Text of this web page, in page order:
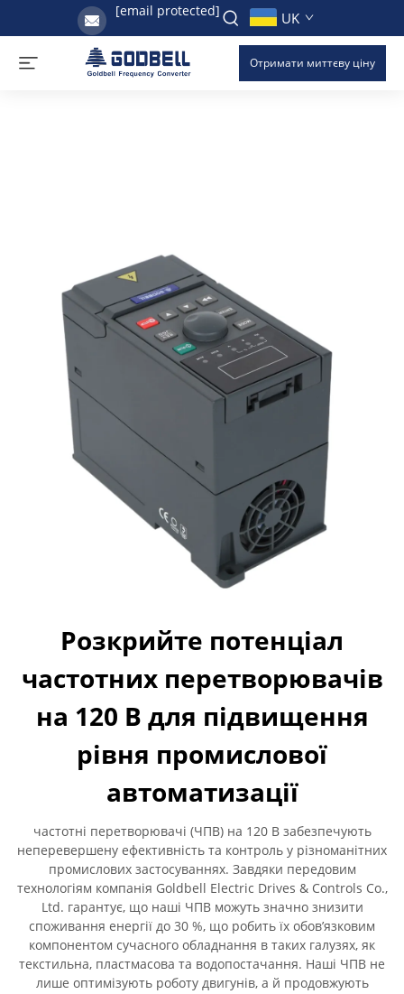
[email protected] UK
Отримати миттєву ціну
Розкрийте потенціал
частотних перетворювачів
на 120 В для підвищення
рівня промислової
автоматизації
частотні перетворювачі (ЧПВ) на 120 В забезпечують
неперевершену ефективність та контроль у різноманітних
промислових застосуваннях. Завдяки передовим
технологіям компанія Goldbell Electric Drives & Controls Co.,
Ltd. гарантує, що наші ЧПВ можуть значно знизити
споживання енергії до 30 %, що робить їх обов’язковим
компонентом сучасного обладнання в таких галузях, як
текстильна, пластмасова та водопостачання. Наші ЧПВ не
лише оптимізують роботу двигунів, а й продовжують